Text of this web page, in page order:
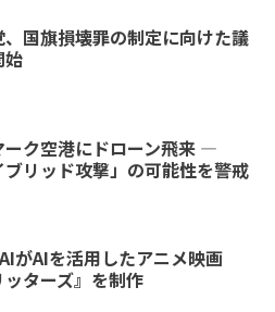
、国旗損壊罪の制定に向けた議
始
ーク空港にドローン飛来 ―
ブリッド攻撃」の可能性を警戒
がAIを活用したアニメ映画
ッターズ』を制作